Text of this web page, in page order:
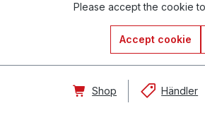
Please accept the cookie
Accept cookie
Shop Händler